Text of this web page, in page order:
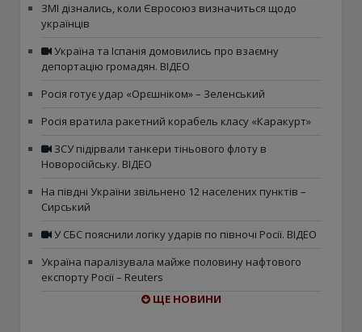
ЗМІ дізнались, коли Євросоюз визначиться щодо
українців
Україна та Іспанія домовились про взаємну
депортацію громадян. ВІДЕО
Росія готує удар «Орєшніком» – Зеленський
Росія вратила ракетний корабель класу «Каракурт»
ЗСУ підірвали танкери тіньового флоту в
Новоросійську. ВІДЕО
На півдні України звільнено 12 населених пунктів –
Сирський
У СБС пояснили логіку ударів по півночі Росії. ВІДЕО
Україна паралізувала майже половину нафтового
експорту Росії – Reuters
ЩЕ НОВИНИ